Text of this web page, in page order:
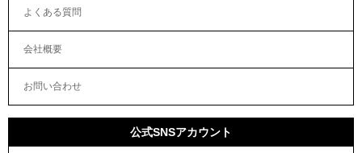
よくある質問
会社概要
お問い合わせ
公式SNSアカウント